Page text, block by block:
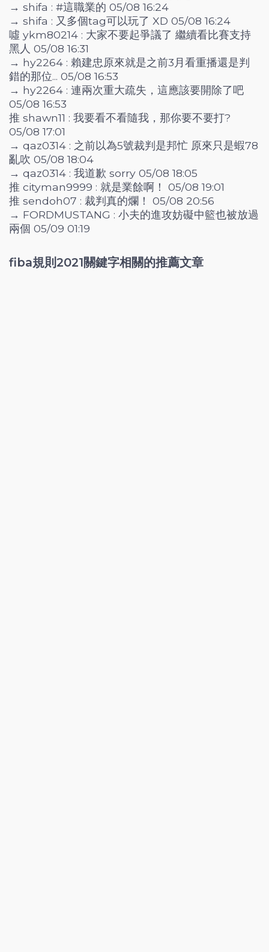
→ shifa : #這職業的 05/08 16:24
→ shifa : 又多個tag可以玩了 XD 05/08 16:24
噓 ykm80214 : 大家不要起爭議了 繼續看比賽支持
黑人 05/08 16:31
→ hy2264 : 賴建忠原來就是之前3月看重播還是判
錯的那位... 05/08 16:53
→ hy2264 : 連兩次重大疏失，這應該要開除了吧
05/08 16:53
推 shawn11 : 我要看不看隨我，那你要不要打?
05/08 17:01
→ qaz0314 : 之前以為5號裁判是邦忙 原來只是蝦78
亂吹 05/08 18:04
→ qaz0314 : 我道歉 sorry 05/08 18:05
推 cityman9999 : 就是業餘啊！ 05/08 19:01
推 sendoh07 : 裁判真的爛！ 05/08 20:56
→ FORDMUSTANG : 小夫的進攻妨礙中籃也被放過
兩個 05/09 01:19
fiba規則2021關鍵字相關的推薦文章